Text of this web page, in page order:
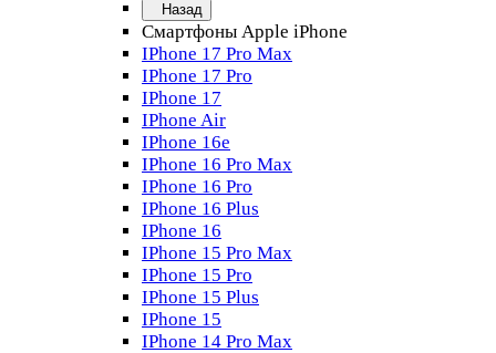
Назад
Смартфоны Apple iPhone
IPhone 17 Pro Max
IPhone 17 Pro
IPhone 17
IPhone Air
IPhone 16e
IPhone 16 Pro Max
IPhone 16 Pro
IPhone 16 Plus
IPhone 16
IPhone 15 Pro Max
IPhone 15 Pro
IPhone 15 Plus
IPhone 15
IPhone 14 Pro Max